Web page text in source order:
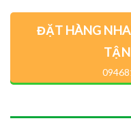
ĐẶT HÀNG